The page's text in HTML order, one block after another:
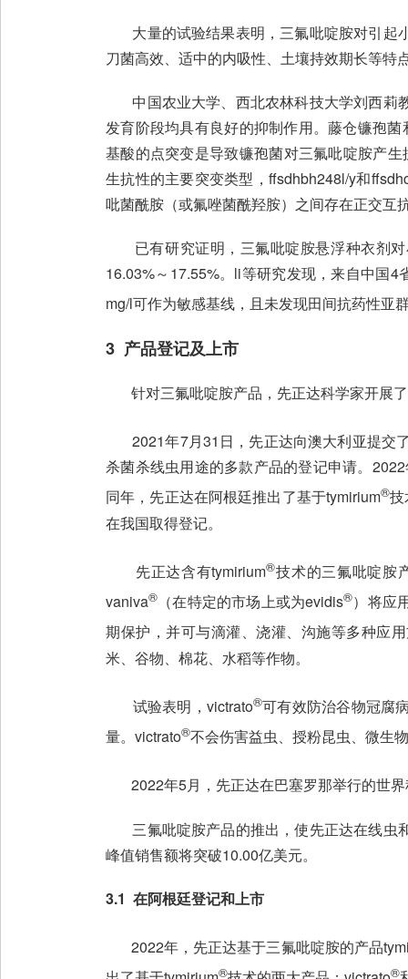
大量的试验结果表明，三氟吡啶胺对引起
刀菌高效、适中的内吸性、土壤持效期长等
中国农业大学、西北农林科技大学刘西莉
发育阶段均具有良好的抑制作用。藤仓镰孢
基酸的点突变是导致镰孢菌对三氟吡啶胺产
生抗性的主要突变类型，ffsdhbh248l/y和
吡菌酰胺（或氟唑菌酰羟胺）之间存在正交互
已有研究证明，三氟吡啶胺悬浮种衣剂对
16.03%～17.55%。li等研究发现，来自中国
mg/l可作为敏感基线，且未发现田间抗药性亚
3 产品登记及上市
针对三氟吡啶胺产品，先正达科学家开展
2021年7月31日，先正达向澳大利亚提交
杀菌杀线虫用途的多款产品的登记申请。
同年，先正达在阿根廷推出了基于tymirium®技
在我国取得登记。
先正达含有tymirium®技术的三氟吡啶胺
vaniva® （在特定的市场上或为evidis®）将应
期保护，并可与滴灌、浇灌、沟施等多种应
米、谷物、棉花、水稻等作物。
试验表明，victrato®可有效防治谷物冠腐
量。victrato®不会伤害益虫、授粉昆虫、微生
2022年5月，先正达在巴塞罗那举行的世界
三氟吡啶胺产品的推出，使先正达在线虫
峰值销售额将突破10.00亿美元。
3.1 在阿根廷登记和上市
2022年，先正达基于三氟吡啶胺的产品
® ®